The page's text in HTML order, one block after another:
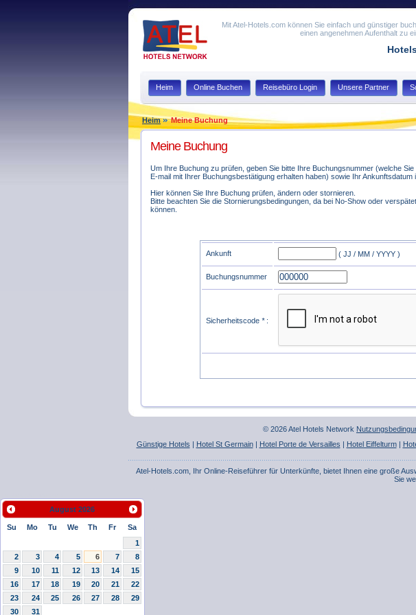
Mit Atel-Hotels.com können Sie einfach und günstiger
einen angenehmen Aufenthalt zu
Heim Online Buchen Reisebüro Login Unsere Partner
Heim Meine Buchung
Meine Buchung
Um Ihre Buchung zu prüfen, geben Sie bitte Ihre Buchungsnummer (welche
E-mail mit Ihrer Buchungsbestätigung erhalten haben) sowie Ihr Ankunftsdatum
Hier können Sie Ihre Buchung prüfen, ändern oder stornieren.
Bitte beachten Sie die Stornierungsbedingungen, da bei No-Show oder
können.
Ankunft ( JJ / MM / YYYY )
Buchungsnummer
Sicherheitscode *:
© 2026 Atel Hotels Network
Günstige Hotels | Hotel St Germain| Hotel Porte de Versailles | Hotel Eiffelturm|
Atel-Hotels.com, Ihr Online-Reiseführer für Unterkünfte, bietet Ihnen eine große
Sie
August 2026
Su Mo Tu We Th Fr
Sa
1
2
3 4 5 6 7
8
9
10 11 12 13 14
15
16
17 18 19 20 21
22
23
24 25 26 27 28
29
30
31